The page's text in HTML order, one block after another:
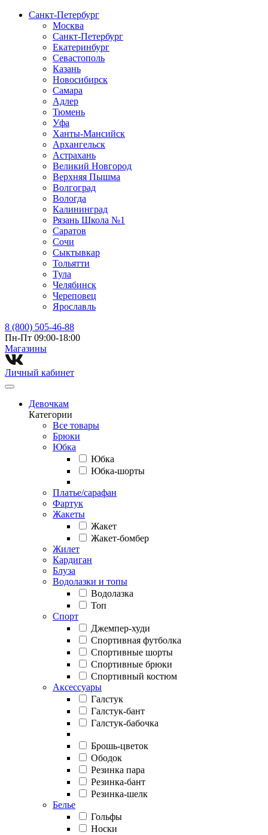
Санкт-Петербург
Москва
Санкт-Петербург
Екатеринбург
Севастополь
Казань
Новосибирск
Самара
Адлер
Тюмень
Уфа
Ханты-Мансийск
Архангельск
Астрахань
Великий Новгород
Верхняя Пышма
Волгоград
Вологда
Калининград
Рязань Школа №1
Саратов
Сочи
Сыктывкар
Тольятти
Тула
Челябинск
Череповец
Ярославль
8 (800) 505-46-88
Пн-Пт 09:00-18:00
Магазины⁠
Личный кабинет
Девочкам
Категории
Все товары
Брюки
Юбка
Юбка
Юбка-шорты
Платье/сарафан
Фартук
Жакеты
Жакет
Жакет-бомбер
Жилет
Кардиган
Блуза
Водолазки и топы
Водолазка
Топ
Спорт
Джемпер-худи
Спортивная футболка
Спортивные шорты
Спортивные брюки
Спортивный костюм
Аксессуары
Галстук
Галстук-бант
Галстук-бабочка
Брошь-цветок
Ободок
Резинка пара
Резинка-бант
Резинка-шелк
Белье
Гольфы
Носки